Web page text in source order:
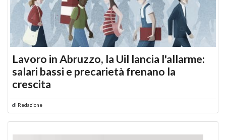
Lavoro in Abruzzo, la Uil lancia l'allarme:
salari bassi e precarietà frenano la
crescita
di Redazione